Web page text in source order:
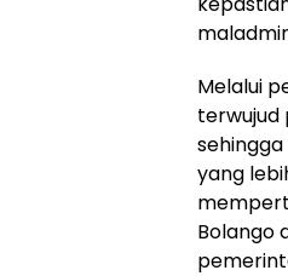
Melalui
terwujud
yang
Bolango